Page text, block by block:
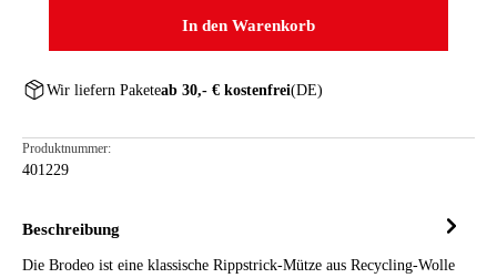
In den Warenkorb
Wir liefern Paketeab 30,- € kostenfrei(DE)
Produktnummer:
401229
Beschreibung
Die Brodeo ist eine klassische Rippstrick-Mütze aus Recycling-Wolle